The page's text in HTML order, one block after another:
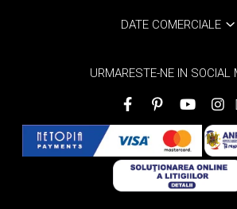
DATE COMERCIALE
URMARESTE-NE IN SOCIAL